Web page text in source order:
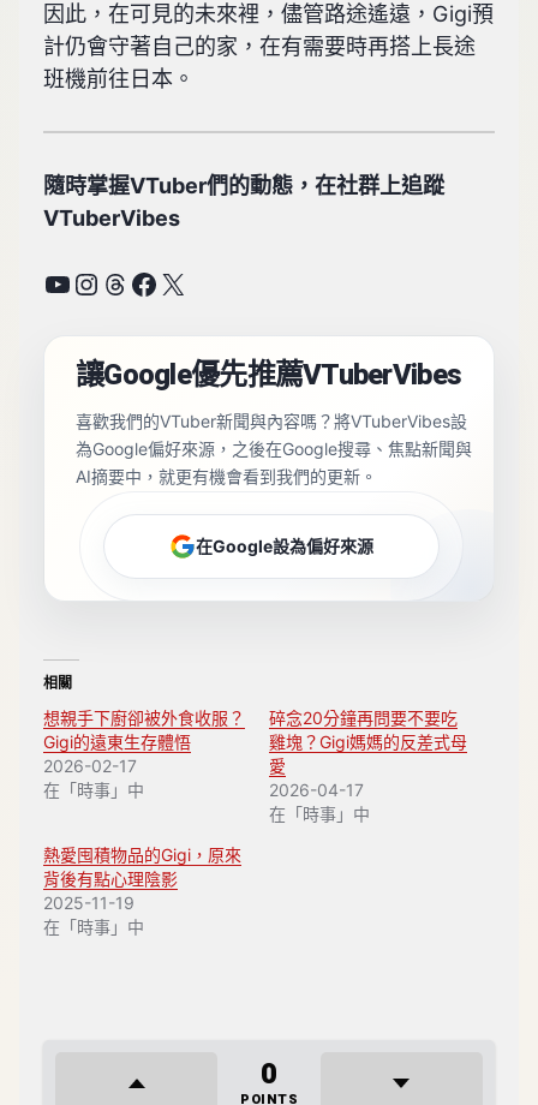
因此，在可見的未來裡，儘管路途遙遠，Gigi預
計仍會守著自己的家，在有需要時再搭上長途
班機前往日本。
隨時掌握VTuber們的動態，在社群上追蹤
VTuberVibes
YouTube
Instagram
Threads
Facebook
X
讓Google優先推薦VTuberVibes
喜歡我們的VTuber新聞與內容嗎？將VTuberVibes設
為Google偏好來源，之後在Google搜尋、焦點新聞與
AI摘要中，就更有機會看到我們的更新。
在Google設為偏好來源
相關
想親手下廚卻被外食收服？
Gigi的遠東生存體悟
2026-02-17
在「時事」中
碎念20分鐘再問要不要吃
雞塊？Gigi媽媽的反差式母
愛
2026-04-17
在「時事」中
熱愛囤積物品的Gigi，原來
背後有點心理陰影
2025-11-19
在「時事」中
0
POINTS